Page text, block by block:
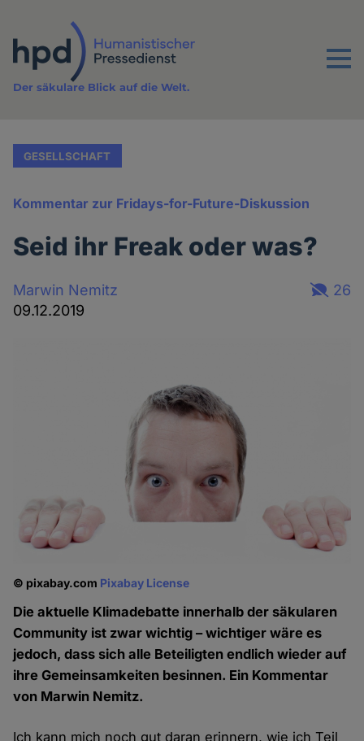
Inhalt
Menu
Der säkulare Blick auf die Welt.
GESELLSCHAFT
Kommentar zur Fridays-for-Future-Diskussion
Seid ihr Freak oder was?
Marwin Nemitz
09.12.2019
26
© pixabay.com Pixabay License
Die aktuelle Klimadebatte innerhalb der säkularen
Community ist zwar wichtig – wichtiger wäre es
jedoch, dass sich alle Beteiligten endlich wieder auf
ihre Gemeinsamkeiten besinnen. Ein Kommentar
von Marwin Nemitz.
Ich kann mich noch gut daran erinnern, wie ich Teil